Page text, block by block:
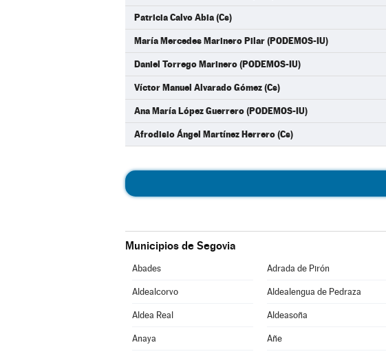
Patricia Calvo Abia (Cs)
María Mercedes Marinero Pilar (PODEMOS-IU)
Daniel Torrego Marinero (PODEMOS-IU)
Víctor Manuel Alvarado Gómez (Cs)
Ana María López Guerrero (PODEMOS-IU)
Afrodisio Ángel Martínez Herrero (Cs)
Municipios de Segovia
Abades Adrada de Pirón
Aldealcorvo Aldealengua de Pedraza
Aldea Real Aldeasoña
Anaya Añe